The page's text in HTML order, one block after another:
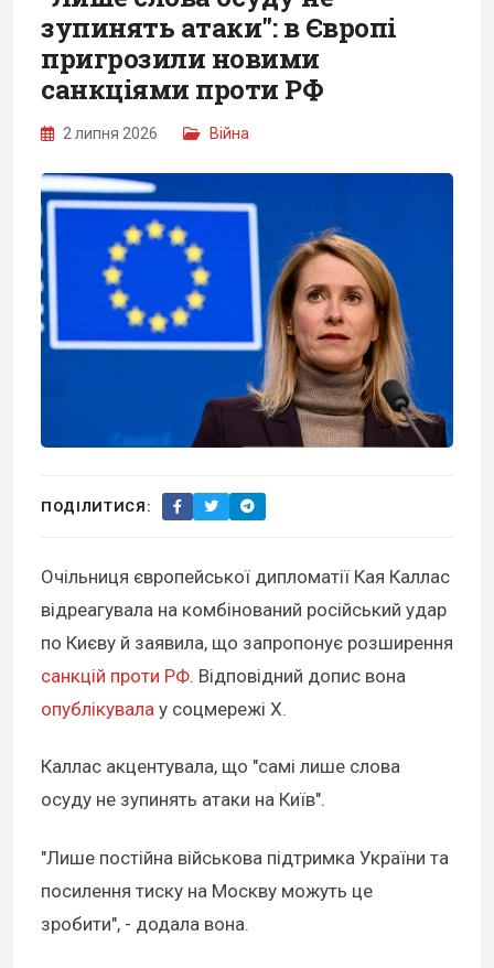
зупинять атаки": в Європі
пригрозили новими
санкціями проти РФ
2 липня 2026 Війна
ПОДІЛИТИСЯ:
Очільниця європейської дипломатії Кая Каллас
відреагувала на комбінований російський удар
по Києву й заявила, що запропонує розширення
санкцій проти РФ. Відповідний допис вона
опублікувала у соцмережі X.
Каллас акцентувала, що "самі лише слова
осуду не зупинять атаки на Київ".
"Лише постійна військова підтримка України та
посилення тиску на Москву можуть це
зробити", - додала вона.